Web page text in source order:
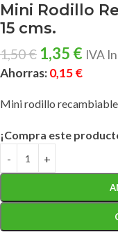
Mini Rodillo
15 cms.
1,50€ 1,35 € IVA
Ahorras:0,15€
Mini rodillo recambiable
¡Compra este